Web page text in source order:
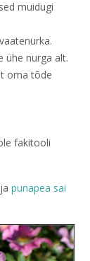
muidugi
ühe nurga alt.
oma tõde
fakitooli
punapea sai